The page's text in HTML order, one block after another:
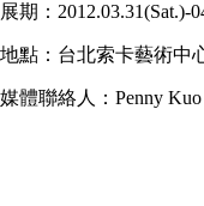
展期：2012.03.31(Sat.)-
地點：台北索卡藝術中
媒體聯絡人：Penny